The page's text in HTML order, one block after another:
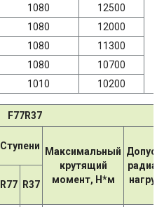
1080
12500
1080
12000
1080
11300
1080
10700
1010 10200
F77R37
Ступени
Максимальный
крутящий
момент, Н*м
R77 R37